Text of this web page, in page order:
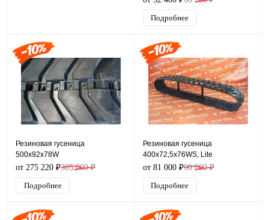
Подробнее
Резиновая гусеница
500x92x78W
от 275 220 ₽305 800 ₽
Подробнее
Резиновая гусеница
400x72,5x76WS, Lite
от 81 000 ₽90 000 ₽
Подробнее